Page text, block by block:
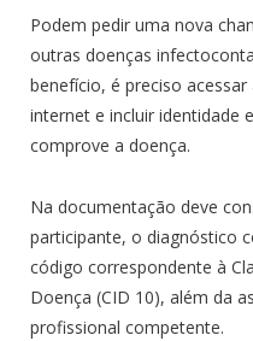
Podem pedir uma nova
outras doenças
benefício, é preciso
internet e incluir identidade
comprove a doença.
Na documentação deve
participante, o diagnóstico
código correspondente à
Doença (CID 10), além da
profissional competente.